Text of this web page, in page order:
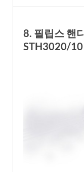
8. 필립스 핸
STH3020/10